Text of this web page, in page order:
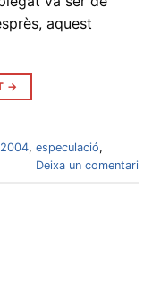
aquest
→
2004, especulació,
Deixa un comentari